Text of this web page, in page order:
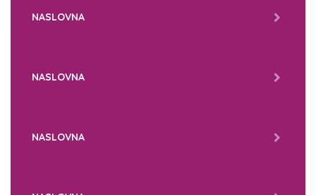
NASLOVNA
NASLOVNA
NASLOVNA